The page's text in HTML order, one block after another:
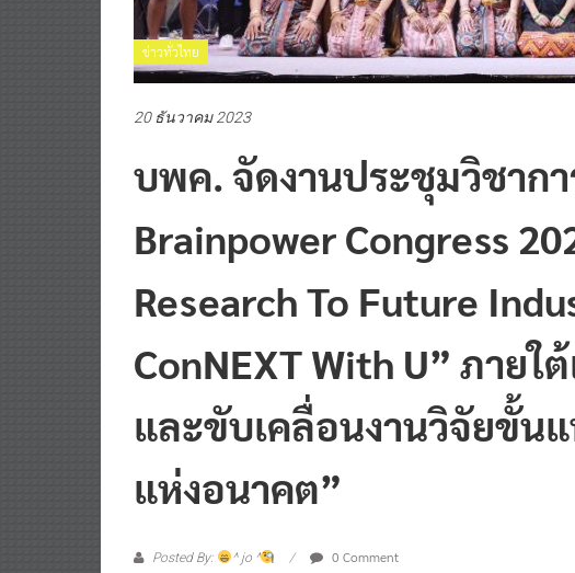
ข่าวทั่วไทย
บพค. จัดงานประชุมวิชากา
Brainpower Congress
Research To Future
ConNEXT With U” ภายใ
และขับเคลื่อนงานวิจัยขั้น
แห่งอนาคต”